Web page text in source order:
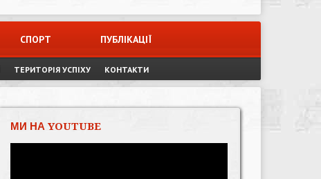
СПОРТ ПУБЛІКАЦІЇ
ТЕРИТОРІЯ УСПІХУ КОНТАКТИ
МИ НА YOUTUBE